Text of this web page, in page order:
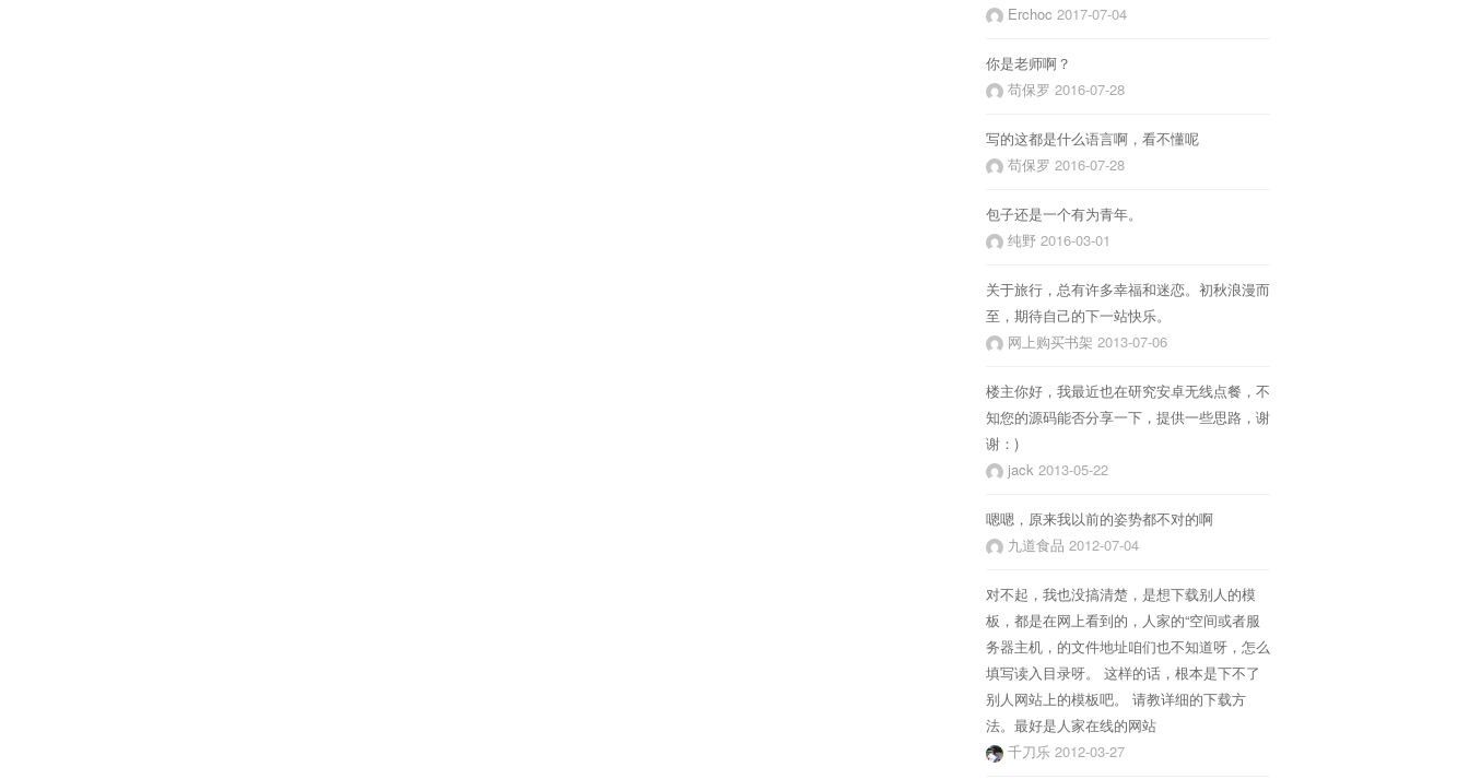
Erchoc 2017-07-04
你是老师啊？
苟保罗 2016-07-28
写的这都是什么语言啊，看不懂呢
苟保罗 2016-07-28
包子还是一个有为青年。
纯野 2016-03-01
关于旅行，总有许多幸福和迷恋。初秋浪漫而
至，期待自己的下一站快乐。
网上购买书架 2013-07-06
楼主你好，我最近也在研究安卓无线点餐，不
知您的源码能否分享一下，提供一些思路，谢
谢：)
jack 2013-05-22
嗯嗯，原来我以前的姿势都不对的啊
九道食品 2012-07-04
对不起，我也没搞清楚，是想下载别人的模
板，都是在网上看到的，人家的“空间或者服
务器主机，的文件地址咱们也不知道呀，怎么
填写读入目录呀。 这样的话，根本是下不了
别人网站上的模板吧。 请教详细的下载方
法。最好是人家在线的网站
千刀乐 2012-03-27